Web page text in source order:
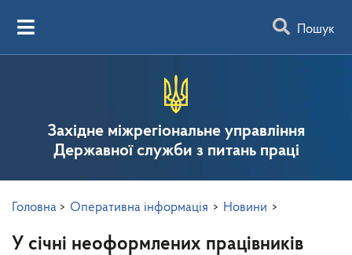
Пошук
Західне міжрегіональне управління
Державної служби з питань праці
Головна > Оперативна інформація > Новини >
У січні неоформлених працівників